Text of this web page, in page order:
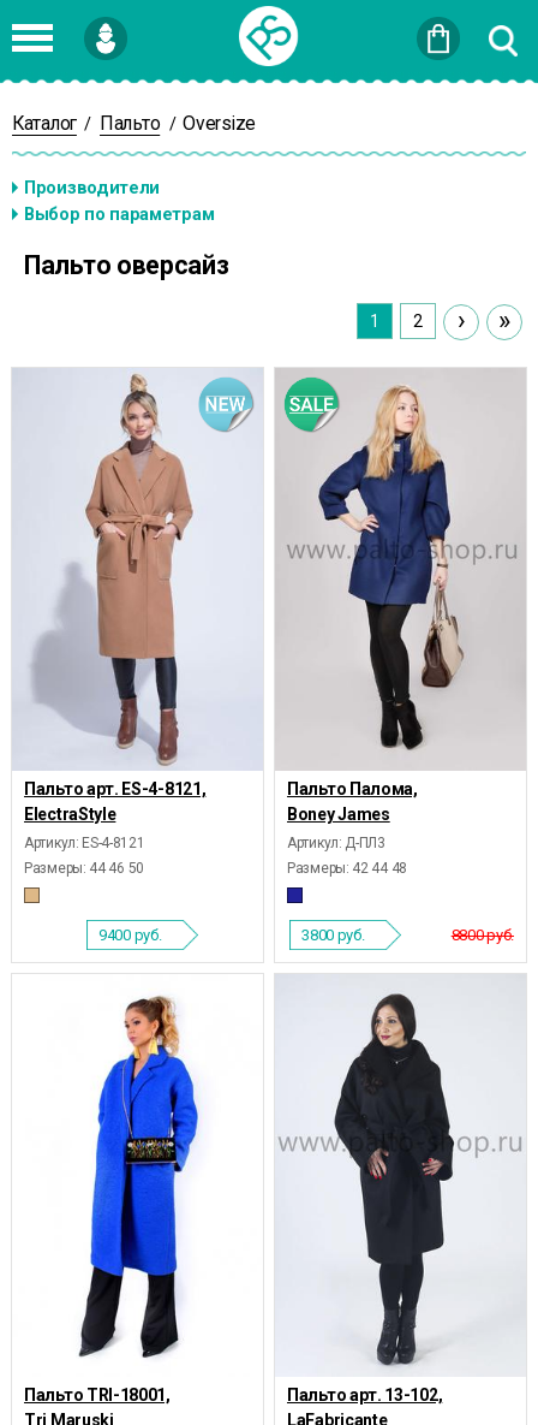
Войти
Каталог / Пальто / Oversize
Пальто оверсайз
1 2 › »
Пальто арт. ES-4-8121,
ElectraStyle
Артикул: ES-4-8121
Размеры: 44 46 50
9400 руб.
Пальто Палома,
Boney James
Артикул: Д-ПЛ3
Размеры: 42 44 48
8800 руб.
3800 руб.
Пальто TRI-18001,
Tri Maruski
Пальто арт. 13-102,
LaFabricante